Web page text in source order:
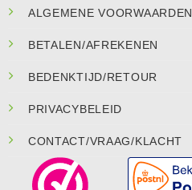
ALGEMENE VOORWAARDEN
BETALEN/AFREKENEN
BEDENKTIJD/RETOUR
PRIVACYBELEID
CONTACT/VRAAG/KLACHT